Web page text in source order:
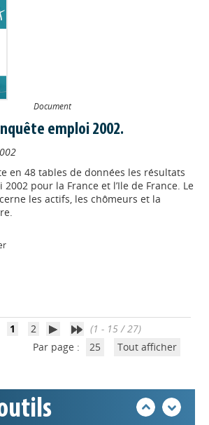
Document
emploi 2002.
en 48 tables de données les résultats
pour la France et l’Ile de France. Le
les actifs, les chômeurs et la
1 2
(1 - 15 / 27)
Par page :
25 Tout afficher
à projets
Scoop.it